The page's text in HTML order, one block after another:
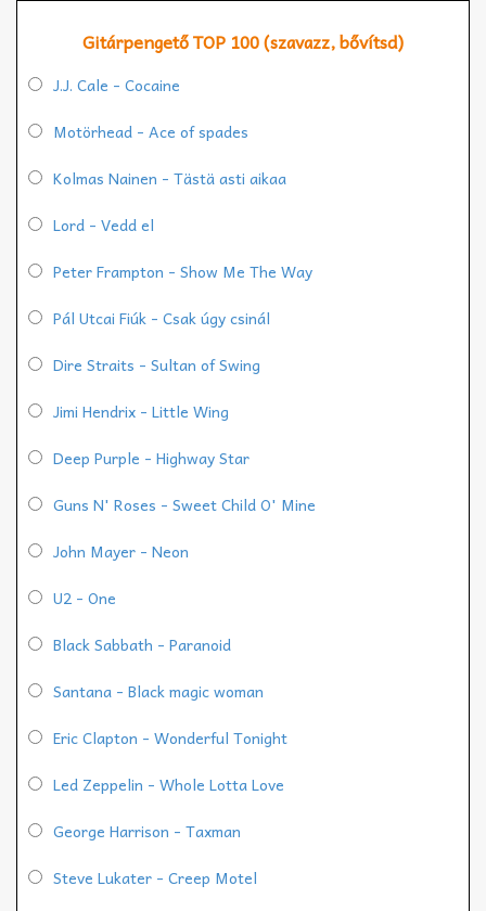
Gitárpengető TOP 100 (szavazz, bővítsd)
J.J. Cale - Cocaine
Motörhead - Ace of spades
Kolmas Nainen - Tästä asti aikaa
Lord - Vedd el
Peter Frampton - Show Me The Way
Pál Utcai Fiúk - Csak úgy csinál
Dire Straits - Sultan of Swing
Jimi Hendrix - Little Wing
Deep Purple - Highway Star
Guns N' Roses - Sweet Child O' Mine
John Mayer - Neon
U2 - One
Black Sabbath - Paranoid
Santana - Black magic woman
Eric Clapton - Wonderful Tonight
Led Zeppelin - Whole Lotta Love
George Harrison - Taxman
Steve Lukater - Creep Motel